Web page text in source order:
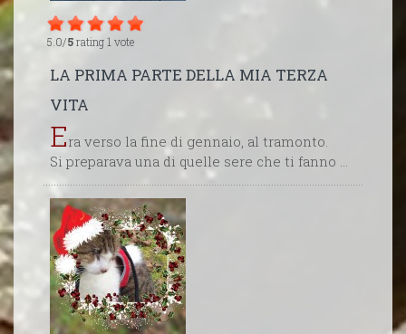
5.0/5rating 1 vote
LA PRIMA PARTE DELLA MIA TERZA
VITA
Era verso la fine di gennaio, al tramonto.
Si preparava una di quelle sere che ti fanno ...